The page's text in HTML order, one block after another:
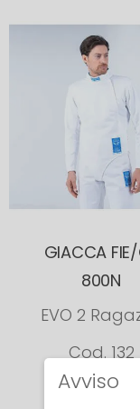
GIACCA
800N
EVO 2
Cod. 132
€ 232.80
Avviso